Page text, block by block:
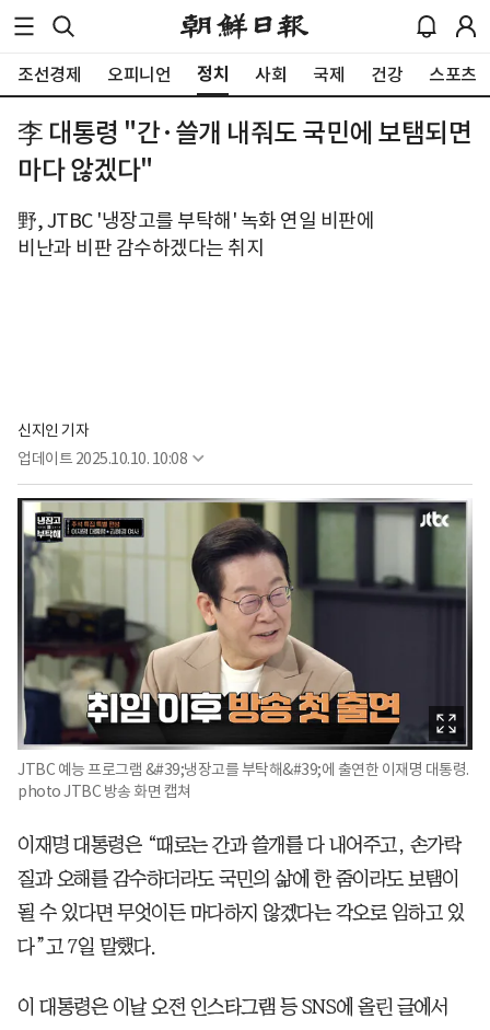
조선경제 오피니언 정치 사회 국제 건강 스포츠
李 대통령 "간·쓸개 내줘도 국민에 보탬되면
마다 않겠다"
野, JTBC '냉장고를 부탁해' 녹화 연일 비판에
비난과 비판 감수하겠다는 취지
신지인 기자
업데이트 2025.10.10. 10:08
JTBC 예능 프로그램 &#39;냉장고를 부탁해&#39;에 출연한 이재명 대통령.
photo JTBC 방송 화면 캡쳐
이재명 대통령은 “때로는 간과 쓸개를 다 내어주고, 손가락
질과 오해를 감수하더라도 국민의 삶에 한 줌이라도 보탬이
될 수 있다면 무엇이든 마다하지 않겠다는 각오로 임하고 있
다”고 7일 말했다.
이 대통령은 이날 오전 인스타그램 등 SNS에 올린 글에서